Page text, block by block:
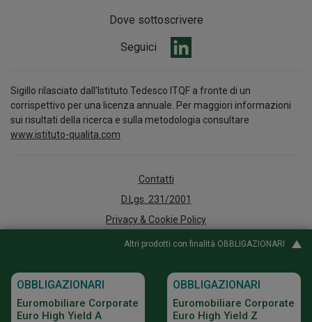
Altri prodotti con finalità OBBLIGAZIONARI
OBBLIGAZIONARI
Euromobiliare Corporate
Euro High Yield A
OBBLIGAZIONARI
Euromobiliare Corporate
Euro High Yield Z
Dove sottoscrivere
Seguici
Sigillo rilasciato dall’Istituto Tedesco ITQF a fronte di un
corrispettivo per una licenza annuale. Per maggiori informazioni
sui risultati della ricerca e sulla metodologia consultare
www.istituto-qualita.com
Contatti
D.Lgs. 231/2001
Privacy & Cookie Policy
Arbitro per le Controversie Finanziarie
Whistleblowing
Policy e documenti informativi